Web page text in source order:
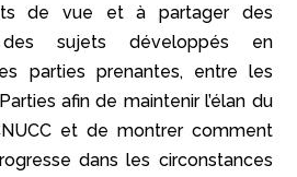
de vue et à partager des
sujets développés en
parties prenantes, entre les
afin de maintenir l’élan du
et de montrer comment
dans les circonstances